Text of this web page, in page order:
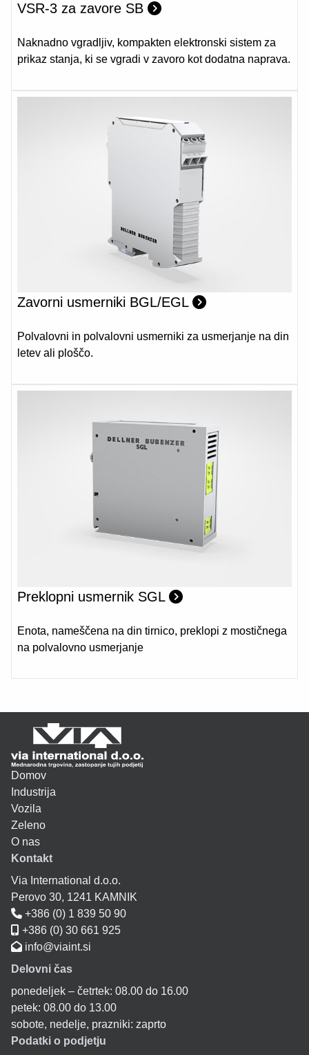
VSR-3 za zavore SB
Naknadno vgradljiv, kompakten elektronski sistem za
prikaz stanja, ki se vgradi v zavoro kot dodatna naprava.
Zavorni usmerniki BGL/EGL
Polvalovni in polvalovni usmerniki za usmerjanje na din
letev ali ploščo.
Preklopni usmernik SGL
Enota, nameščena na din tirnico, preklopi z mostičnega
na polvalovno usmerjanje
Domov
Industrija
Vozila
Zeleno
O nas
Kontakt
Via International d.o.o.
Perovo 30, 1241 KAMNIK
+386 (0) 1 839 50 90
+386 (0) 30 661 925
info@viaint.si
Delovni čas
ponedeljek – četrtek: 08.00 do 16.00
petek: 08.00 do 13.00
sobote, nedelje, prazniki: zaprto
Podatki o podjetju